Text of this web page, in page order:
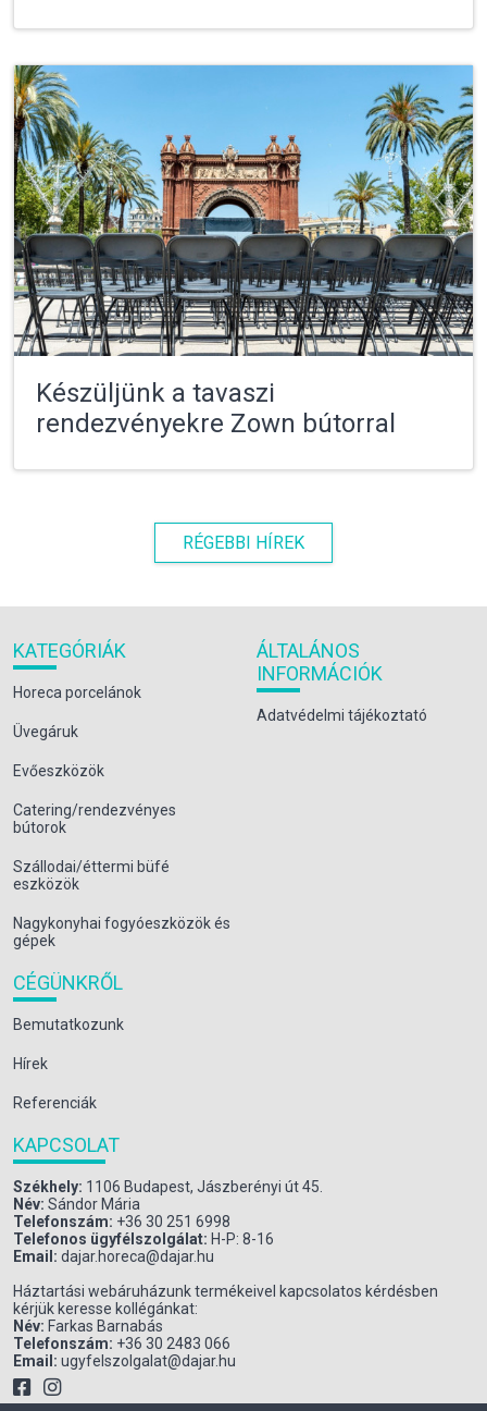
Készüljünk a tavaszi
rendezvényekre Zown bútorral
RÉGEBBI HÍREK
KATEGÓRIÁK
Horeca porcelánok
Üvegáruk
Evőeszközök
Catering/rendezvényes
bútorok
Szállodai/éttermi büfé
eszközök
Nagykonyhai fogyóeszközök és
gépek
ÁLTALÁNOS
INFORMÁCIÓK
Adatvédelmi tájékoztató
CÉGÜNKRŐL
Bemutatkozunk
Hírek
Referenciák
KAPCSOLAT
Székhely: 1106 Budapest, Jászberényi út 45.
Név: Sándor Mária
Telefonszám: +36 30 251 6998
Telefonos ügyfélszolgálat: H-P: 8-16
Email: dajar.horeca@dajar.hu
Háztartási webáruházunk termékeivel kapcsolatos kérdésben
kérjük keresse kollégánkat:
Név: Farkas Barnabás
Telefonszám: +36 30 2483 066
Email: ugyfelszolgalat@dajar.hu